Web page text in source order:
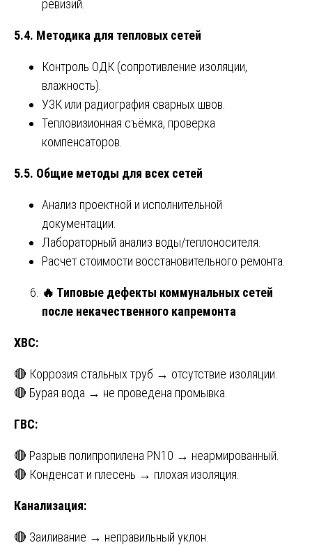
ревизий.
5.4. Методика для тепловых сетей
Контроль ОДК (сопротивление изоляции,
влажность).
УЗК или радиография сварных швов.
Тепловизионная съёмка, проверка
компенсаторов.
5.5. Общие методы для всех сетей
Анализ проектной и исполнительной
документации.
Лабораторный анализ воды/теплоносителя.
Расчет стоимости восстановительного ремонта.
🔥 Типовые дефекты коммунальных сетей
после некачественного капремонта
ХВС:
🔴 Коррозия стальных труб → отсутствие изоляции.
🔴 Бурая вода → не проведена промывка.
ГВС:
🔴 Разрыв полипропилена PN10 → неармированный.
🔴 Конденсат и плесень → плохая изоляция.
Канализация:
🔴 Заиливание → неправильный уклон.